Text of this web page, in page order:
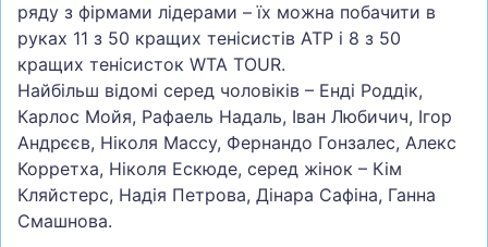
ряду з фірмами лідерами – їх можна побачити в
руках 11 з 50 кращих тенісистів ATP і 8 з 50
кращих тенісисток WTA TOUR.
Найбільш відомі серед чоловіків – Енді Роддік,
Карлос Мойя, Рафаель Надаль, Іван Любичич, Ігор
Андрєєв, Ніколя Массу, Фернандо Гонзалес, Алекс
Корретха, Ніколя Ескюде, серед жінок – Кім
Кляйстерс, Надія Петрова, Дінара Сафіна, Ганна
Смашнова.